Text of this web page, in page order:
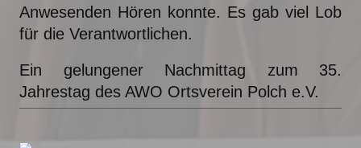
Anwesenden Hören konnte. Es gab viel Lob
für die Verantwortlichen.
Ein gelungener Nachmittag zum 35.
Jahrestag des AWO Ortsverein Polch e.V.